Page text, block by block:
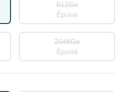
512Go
Épuisé
2048Go
Épuisé